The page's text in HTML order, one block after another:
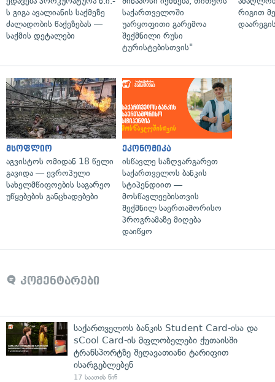
ს გიგა ავალიანის საქმეზე
ძალადობის წაქეზებას —
საქმის დეტალები
საქართველოში
უარყოფითი გარემოა
შექმნილი რუსი
ტურისტებისთვის"
რიგით
მსოფლიო
აგვისტოს ომიდან 18 წელი
გავიდა — ევროპული
სახელმწიფოების საგარეო
უწყებების განცხადებები
ეკონომიკა
ისწავლე საზღვარგარეთ
საქართველოს ბანკის
სტიპენდიით —
მოსწავლეებისთვის
შექმნილ საერთაშორისო
პროგრამაზე მიღება
დაიწყო
კომენტარები
საქართველოს ბანკის Student Card-ისა და
sCool Card-ის მფლობელები ქუთაისში
ტრანსპორტზე შეღავათიანი ტარიფით
ისარგებლებენ
17 საათის წინ